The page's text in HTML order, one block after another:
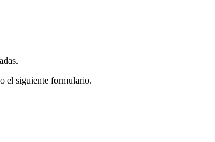
el siguiente formulario.